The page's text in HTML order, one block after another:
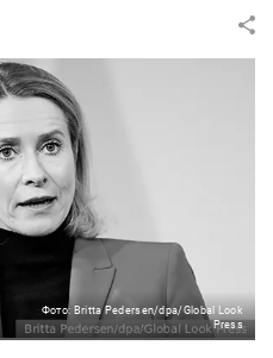
Фото: Britta Pedersen/dpa/Global Look
Press